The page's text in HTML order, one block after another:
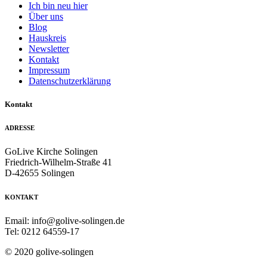
Ich bin neu hier
Über uns
Blog
Hauskreis
Newsletter
Kontakt
Impressum
Datenschutzerklärung
Kontakt
ADRESSE
GoLive Kirche Solingen
Friedrich-Wilhelm-Straße 41
D-42655 Solingen
KONTAKT
Email: info@golive-solingen.de
Tel: 0212 64559-17
© 2020 golive-solingen